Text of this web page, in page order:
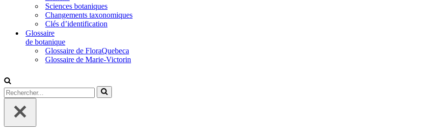
Sciences botaniques
Changements taxonomiques
Clés d’identification
Glossaire
de botanique
Glossaire de FloraQuebeca
Glossaire de Marie-Victorin
Rechercher...